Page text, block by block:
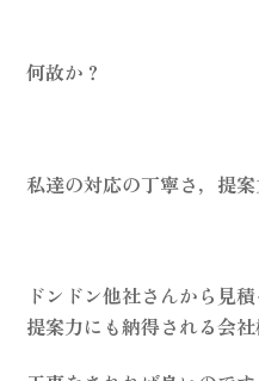
何故か？
私達の対応の丁寧さ，提
ドンドン他社さんから見
提案力にも納得される会